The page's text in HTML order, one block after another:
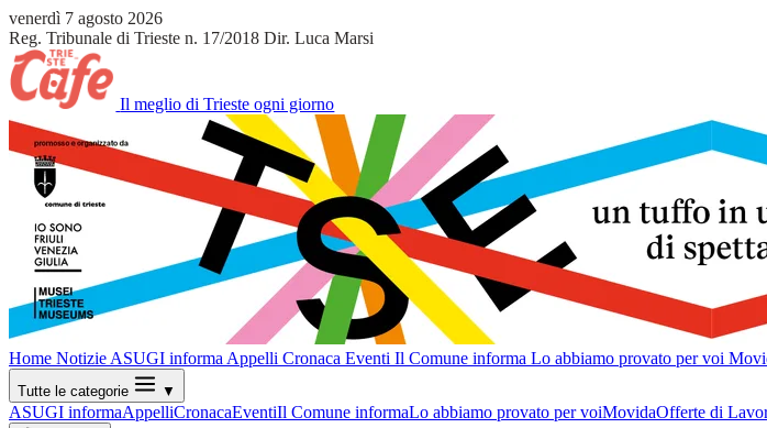
venerdì 7 agosto 2026
Reg. Tribunale di Trieste n. 17/2018 Dir. Luca Marsi
Il meglio di Trieste ogni giorno
Home Notizie ASUGI informa Appelli Cronaca Eventi Il Comune informa Lo abbiamo provato per voi
Tutte le categorie ▼
ASUGI informaAppelliCronacaEventiIl Comune informaLo abbiamo provato per voiMovidaOfferte di